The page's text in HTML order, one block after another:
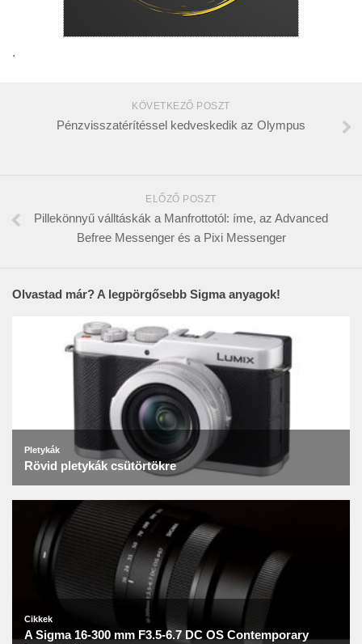
.
KÖVETKEZŐ POSZT
Pénzvisszatérítéssel kedveskedik az Olympus
ELŐZŐ POSZT
Pillekönnyű válltáskák a Manfrottotól: íme, az Advanced
Befree Messenger és a Pixi Messenger
Olvastad már? A legpörgősebb Sigma anyagok!